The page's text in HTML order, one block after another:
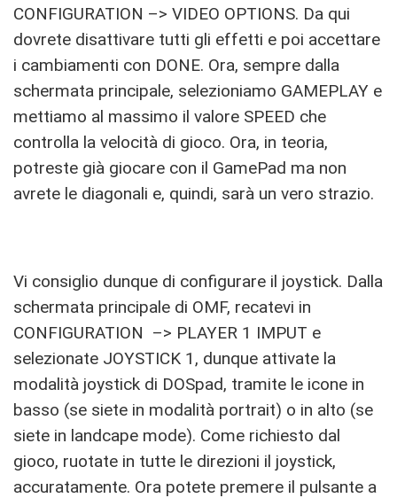
CONFIGURATION –> VIDEO OPTIONS. Da qui
dovrete disattivare tutti gli effetti e poi accettare
i cambiamenti con DONE. Ora, sempre dalla
schermata principale, selezioniamo GAMEPLAY e
mettiamo al massimo il valore SPEED che
controlla la velocità di gioco. Ora, in teoria,
potreste già giocare con il GamePad ma non
avrete le diagonali e, quindi, sarà un vero strazio.
Vi consiglio dunque di configurare il joystick. Dalla
schermata principale di OMF, recatevi in
CONFIGURATION –> PLAYER 1 IMPUT e
selezionate JOYSTICK 1, dunque attivate la
modalità joystick di DOSpad, tramite le icone in
basso (se siete in modalità portrait) o in alto (se
siete in landcape mode). Come richiesto dal
gioco, ruotate in tutte le direzioni il joystick,
accuratamente. Ora potete premere il pulsante a